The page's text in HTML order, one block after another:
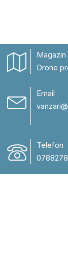
Magazin
Drone
Email
Telefon